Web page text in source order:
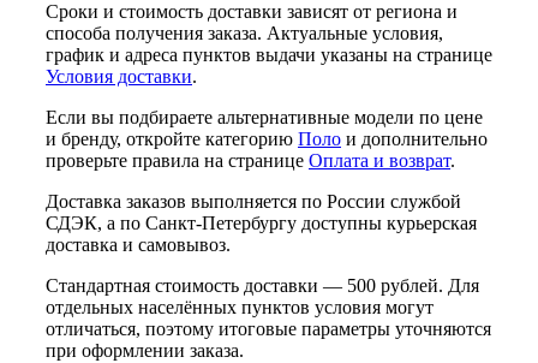
Сроки и стоимость доставки зависят от региона и
способа получения заказа. Актуальные условия,
график и адреса пунктов выдачи указаны на странице
Условия доставки.
Если вы подбираете альтернативные модели по цене
и бренду, откройте категорию Поло и дополнительно
проверьте правила на странице Оплата и возврат.
Доставка заказов выполняется по России службой
СДЭК, а по Санкт-Петербургу доступны курьерская
доставка и самовывоз.
Стандартная стоимость доставки — 500 рублей. Для
отдельных населённых пунктов условия могут
отличаться, поэтому итоговые параметры уточняются
при оформлении заказа.